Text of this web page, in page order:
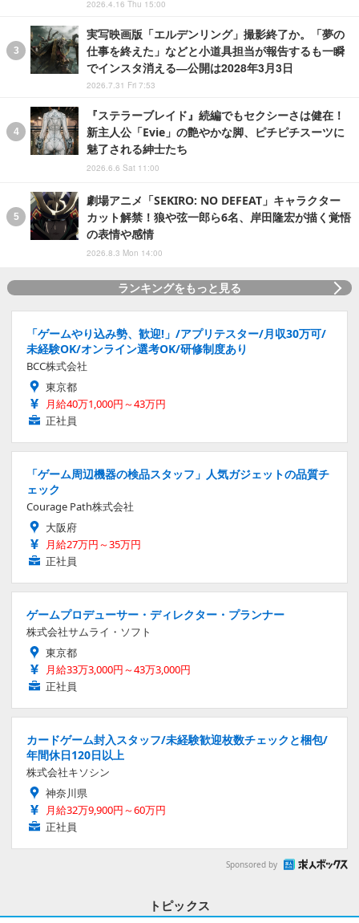
2026.4.16 Thu 15:00
実写映画版「エルデンリング」撮影終了か。「夢の
仕事を終えた」などと小道具担当が報告するも一瞬
でインスタ消える―公開は2028年3月3日
2026.7.31 Fri 7:53
『ステラーブレイド』続編でもセクシーさは健在！
新主人公「Evie」の艶やかな脚、ピチピチスーツに
魅了される紳士たち
2026.6.6 Sat 11:00
劇場アニメ「SEKIRO: NO DEFEAT」キャラクター
カット解禁！狼や弦一郎ら6名、岸田隆宏が描く覚悟
の表情や感情
2026.8.3 Mon 14:00
ランキングをもっと見る
「ゲームやり込み勢、歓迎!」/アプリテスター/月収30万可/
未経験OK/オンライン選考OK/研修制度あり
BCC株式会社
東京都
月給40万1,000円～43万円
正社員
「ゲーム周辺機器の検品スタッフ」人気ガジェットの品質チ
ェック
Courage Path株式会社
大阪府
月給27万円～35万円
正社員
ゲームプロデューサー・ディレクター・プランナー
株式会社サムライ・ソフト
東京都
月給33万3,000円～43万3,000円
正社員
カードゲーム封入スタッフ/未経験歓迎枚数チェックと梱包/
年間休日120日以上
株式会社キソシン
神奈川県
月給32万9,900円～60万円
正社員
Sponsored by
トピックス